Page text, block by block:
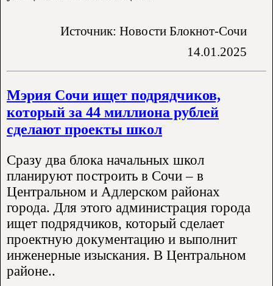
Источник: Новости Блокнот-Сочи
14.01.2025
Мэрия Сочи ищет подрядчиков,
который за 44 миллиона рублей
сделают проекты школ
Сразу два блока начальных школ
планируют построить в Сочи – в
Центральном и Адлерском районах
города. Для этого администрация города
ищет подрядчиков, который сделает
проектную документацию и выполнит
инженерные изыскания. В Центральном
районе..